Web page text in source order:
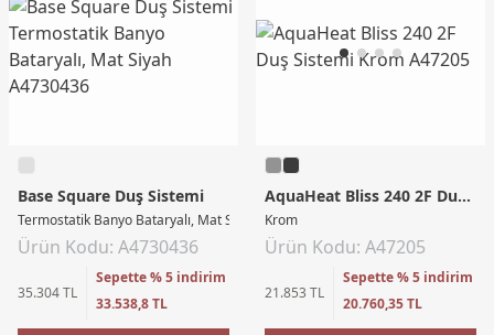
Base Square Duş Sistemi
Termostatik Banyo Bataryalı, Mat Siyah
Ürün Kodu: A4730436
35.304 TL
Sepette % 5 indirim
33.538,8 TL
AquaHeat Bliss 240 2F Duş Sistemi
Krom
Ürün Kodu: A47205
21.853 TL
Sepette % 5 indirim
20.760,35 TL